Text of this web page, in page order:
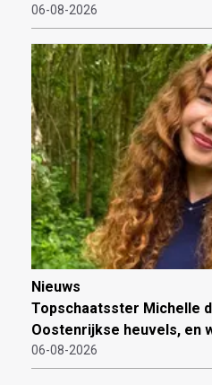
06-08-2026
Nieuws
Topschaatsster Michelle
Oostenrijkse heuvels, en
06-08-2026